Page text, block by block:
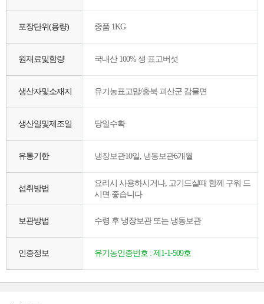
포장단위(용량) 중품 1KG
원재료및함량 국내산 100% 생 표고버섯
생산자및소재지 유기농표고맘/충북 괴산군 감물면
생산일및제조일 당일수확
유통기한 냉장보관10일, 냉동보관6개월
섭취방법
요리시 사용하시거나, 고기드실때 함께 구워 드
시면 좋습니다
보관방법 수령 후 냉장보관 또는 냉동보관
인증정보 유기농인증번호 : 제1-1-509호